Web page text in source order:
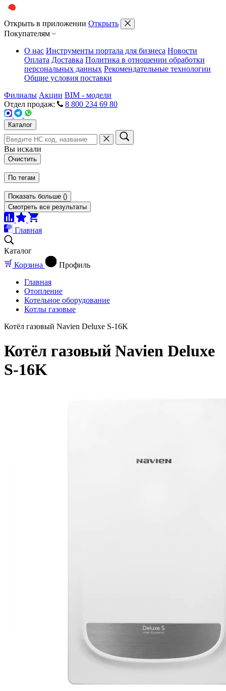
Открыть в приложении Открыть
Покупателям
О нас Инструменты портала для бизнеса Новости
Оплата Доставка Политика в отношении обработки
персональных данных Рекомендательные технологии
Общие условия поставки
Филиалы Акции BIM - модели
Отдел продаж:
8 800 234 69 80
Каталог
Вы искали
Очистить
По тегам
Показать больше ()
Смотреть все результаты
Главная
Каталог
Корзина
Профиль
Главная
Отопление
Котельное оборудование
Котлы газовые
Котёл газовый Navien Deluxe S-16K
Котёл газовый Navien Deluxe
S-16K